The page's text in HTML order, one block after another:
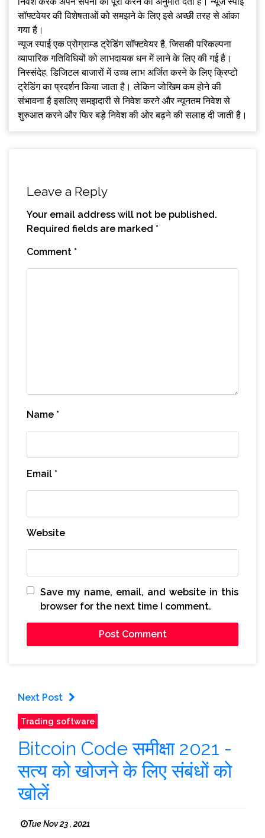
सॉफ्टवेयर की विशेषताओं को समझने के लिए इसे अच्छी तरह से आंका
गया है।
न्यूज स्पाई एक प्रोग्राम्ड ट्रेडिंग सॉफ्टवेयर है, जिसकी परिकल्पना
व्यापारिक गतिविधियों को लाभदायक धन में लाने के लिए की गई है।
निस्संदेह, डिजिटल बाजारों में उच्च लाभ अर्जित करने के लिए क्रिप्टो
ट्रेडिंग का प्रदर्शन किया जाता है। लेकिन जोखिम कम होने की
संभावना है इसलिए समझदारी से निवेश करने और न्यूनतम निवेश से
शुरुआत करने और फिर बड़े निवेश की ओर बढ़ने की सलाह दी जाती है।
Leave a Reply
Your email address will not be published.
Required fields are marked *
Comment *
Name *
Email *
Website
Save my name, email, and website in this
browser for the next time I comment.
Next Post
Trading software
Bitcoin Code समीक्षा 2021 -
सत्य को खोजने के लिए संबंधों को
खोलें
Tue Nov 23 , 2021